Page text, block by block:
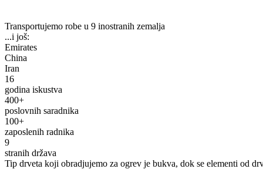
Transportujemo robe u 9 inostranih zemalja
...i još:
Emirates
China
Iran
16
godina iskustva
400+
poslovnih saradnika
100+
zaposlenih radnika
9
stranih država
Tip drveta koji obradjujemo za ogrev je bukva, dok se elementi od